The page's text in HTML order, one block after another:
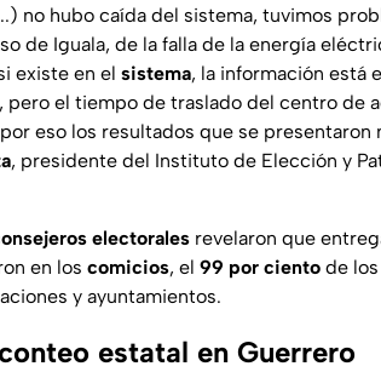
no hubo caída del sistema, tuvimos
de Iguala, de la falla de la energía
existe en el sistema, la información está
pero el tiempo de traslado del centro de
eso los resultados que se presentaron
, presidente del Instituto de Elección y
electorales revelaron que
en los comicios, el 99 por ciento de
y ayuntamientos.
estatal en Guerrero